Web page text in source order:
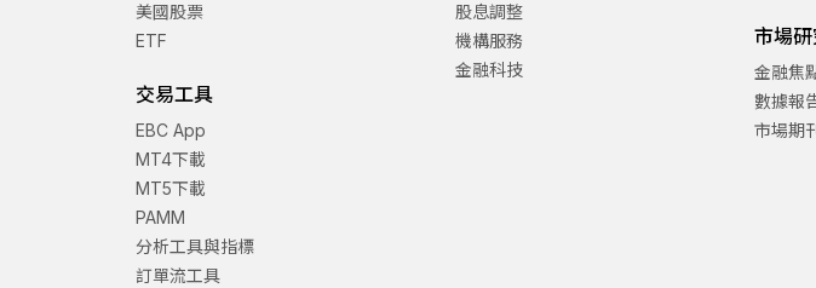
美國股票
ETF
交易工具
EBC App
MT4下載
MT5下載
PAMM
分析工具與指標
訂單流工具
股息調整
機構服務
金融科技
市場
金融焦
數據報
市場期